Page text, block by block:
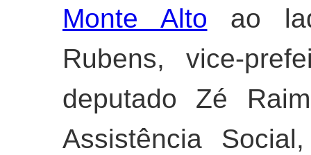
Monte Alto ao
Rubens, vice-
deputado Zé
Assistência